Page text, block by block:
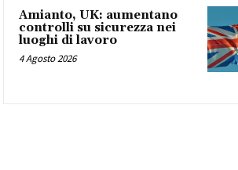
Amianto, UK: aumentano
controlli su sicurezza nei
luoghi di lavoro
4 Agosto 2026